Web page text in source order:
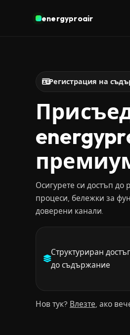
energyproair
Регистрация на
Осигурете си достъп
процеси, бележки за
доверени канали.
Структуриран
до съдържание
Нов тук? Влезте, ако